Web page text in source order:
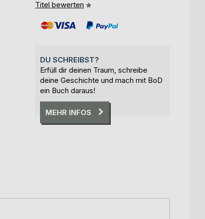
Titel bewerten
DU SCHREIBST?
Erfüll dir deinen Traum, schreibe
deine Geschichte und mach mit BoD
ein Buch daraus!
MEHR INFOS